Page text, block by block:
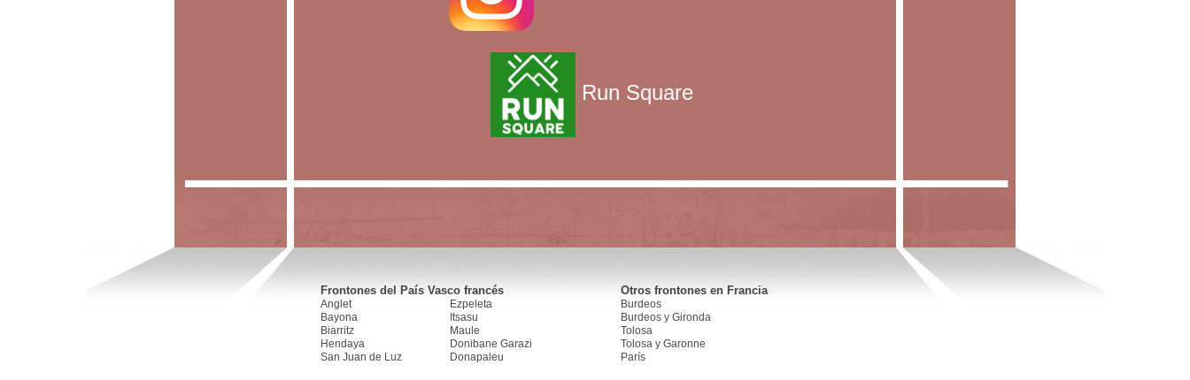
Run Square
Frontones del País Vasco francés
Anglet
Bayona
Biarritz
Hendaya
San Juan de Luz
Ezpeleta
Itsasu
Maule
Donibane Garazi
Donapaleu
Otros frontones en Francia
Burdeos
Burdeos y Gironda
Tolosa
Tolosa y Garonne
París